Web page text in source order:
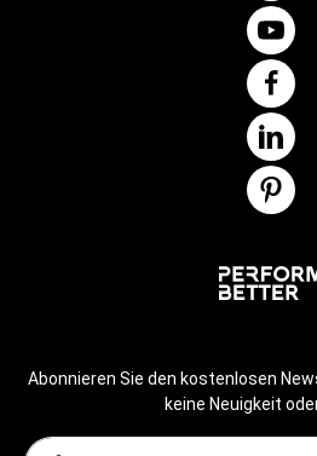
Abonnieren Sie den kostenlosen
keine Neuigkeit